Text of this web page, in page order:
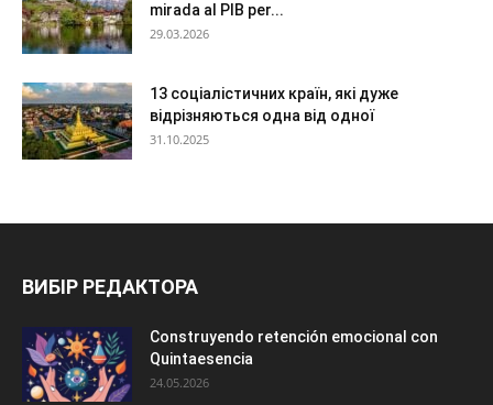
mirada al PIB per...
29.03.2026
13 соціалістичних країн, які дуже
відрізняються одна від одної
31.10.2025
ВИБІР РЕДАКТОРА
Construyendo retención emocional con
Quintaesencia
24.05.2026